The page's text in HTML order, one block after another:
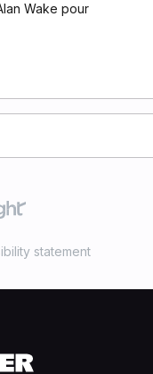
Wake pour
statement